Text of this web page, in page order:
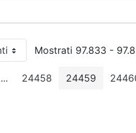
paginaMostrati 97.833 -
...Pagine intermedie
Pagina
24458 Pagina
24459